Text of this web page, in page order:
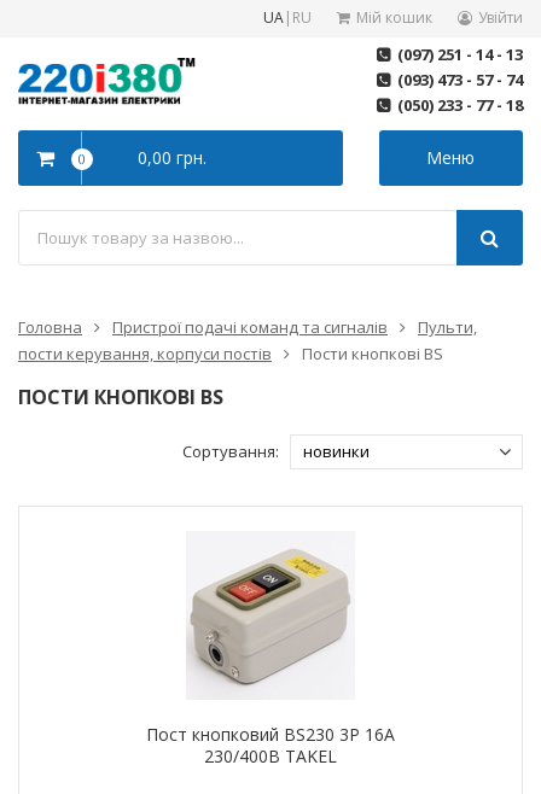
UA| RU Мій кошик Увійти
(097) 251 - 14 - 13
(093) 473 - 57 - 74
(050) 233 - 77 - 18
Меню
0 0,00 грн.
Головна Пристрої подачі команд та сигналів
Пульти,
пости керування, корпуси постів
Пости кнопкові BS
ПОСТИ КНОПКОВІ BS
Сортування:
Пост кнопковий BS230 3P 16A
230/400В TAKEL